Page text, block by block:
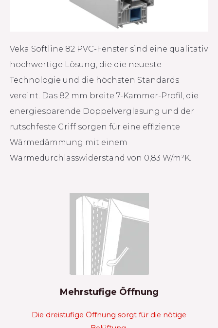
Veka Softline 82 PVC-Fenster sind eine qualitativ
hochwertige Lösung, die die neueste
Technologie und die höchsten Standards
vereint. Das 82 mm breite 7-Kammer-Profil, die
energiesparende Doppelverglasung und der
rutschfeste Griff sorgen für eine effiziente
Wärmedämmung mit einem
Wärmedurchlasswiderstand von 0,83 W/m²K.
Mehrstufige Öffnung
Die dreistufige Öffnung sorgt für die nötige